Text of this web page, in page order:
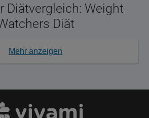
Diätvergleich: Weight
Diät
Mehr anzeigen